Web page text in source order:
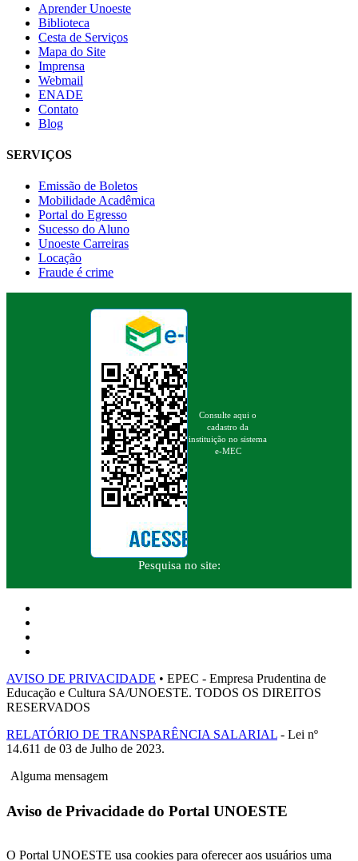
Aprender Unoeste
Biblioteca
Cesta de Serviços
Mapa do Site
Imprensa
Webmail
ENADE
Contato
Blog
SERVIÇOS
Emissão de Boletos
Mobilidade Acadêmica
Portal do Egresso
Sucesso do Aluno
Unoeste Carreiras
Locação
Fraude é crime
Consulte aqui o
cadastro da
instituição no sistema
e-MEC
Pesquisa no site:
AVISO DE PRIVACIDADE • EPEC - Empresa Prudentina de
Educação e Cultura SA/UNOESTE. TODOS OS DIREITOS
RESERVADOS
RELATÓRIO DE TRANSPARÊNCIA SALARIAL - Lei nº
14.611 de 03 de Julho de 2023.
Alguma mensagem
Aviso de Privacidade do Portal UNOESTE
O Portal UNOESTE usa cookies para oferecer aos usuários uma